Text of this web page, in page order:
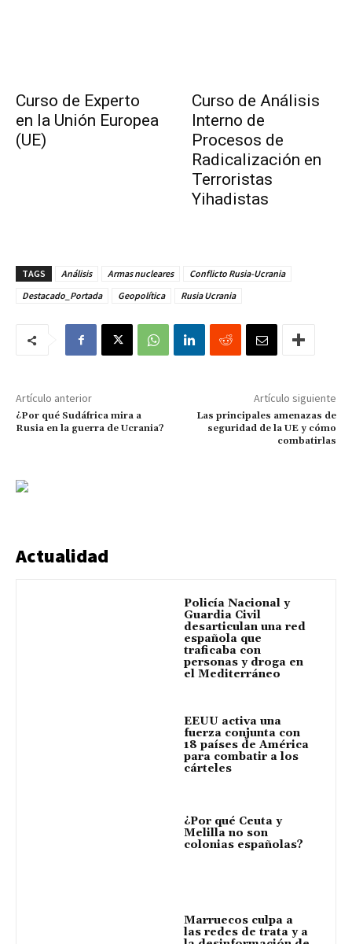
Curso de Experto
en la Unión Europea
(UE)
Curso de Análisis
Interno de
Procesos de
Radicalización en
Terroristas
Yihadistas
TAGS Análisis Armas nucleares
Conflicto Rusia-Ucrania
Destacado_Portada
Geopolítica Rusia Ucrania
Artículo anterior
¿Por qué Sudáfrica mira a
Rusia en la guerra de Ucrania?
Artículo siguiente
Las principales amenazas de
seguridad de la UE y cómo
combatirlas
Actualidad
Policía Nacional y
Guardia Civil
desarticulan una red
española que
traficaba con
personas y droga en
el Mediterráneo
EEUU activa una
fuerza conjunta con
18 países de América
para combatir a los
cárteles
¿Por qué Ceuta y
Melilla no son
colonias españolas?
Marruecos culpa a
las redes de trata y a